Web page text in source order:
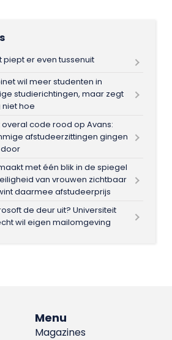
piept er even tussenuit
wil meer studenten in
studierichtingen, maar zegt
niet hoe
overal code rood op Avans:
afstudeerzittingen gingen
met één blik in de spiegel
van vrouwen zichtbaar
daarmee afstudeerprijs
de deur uit? Universiteit
wil eigen mailomgeving
Menu
Magazines